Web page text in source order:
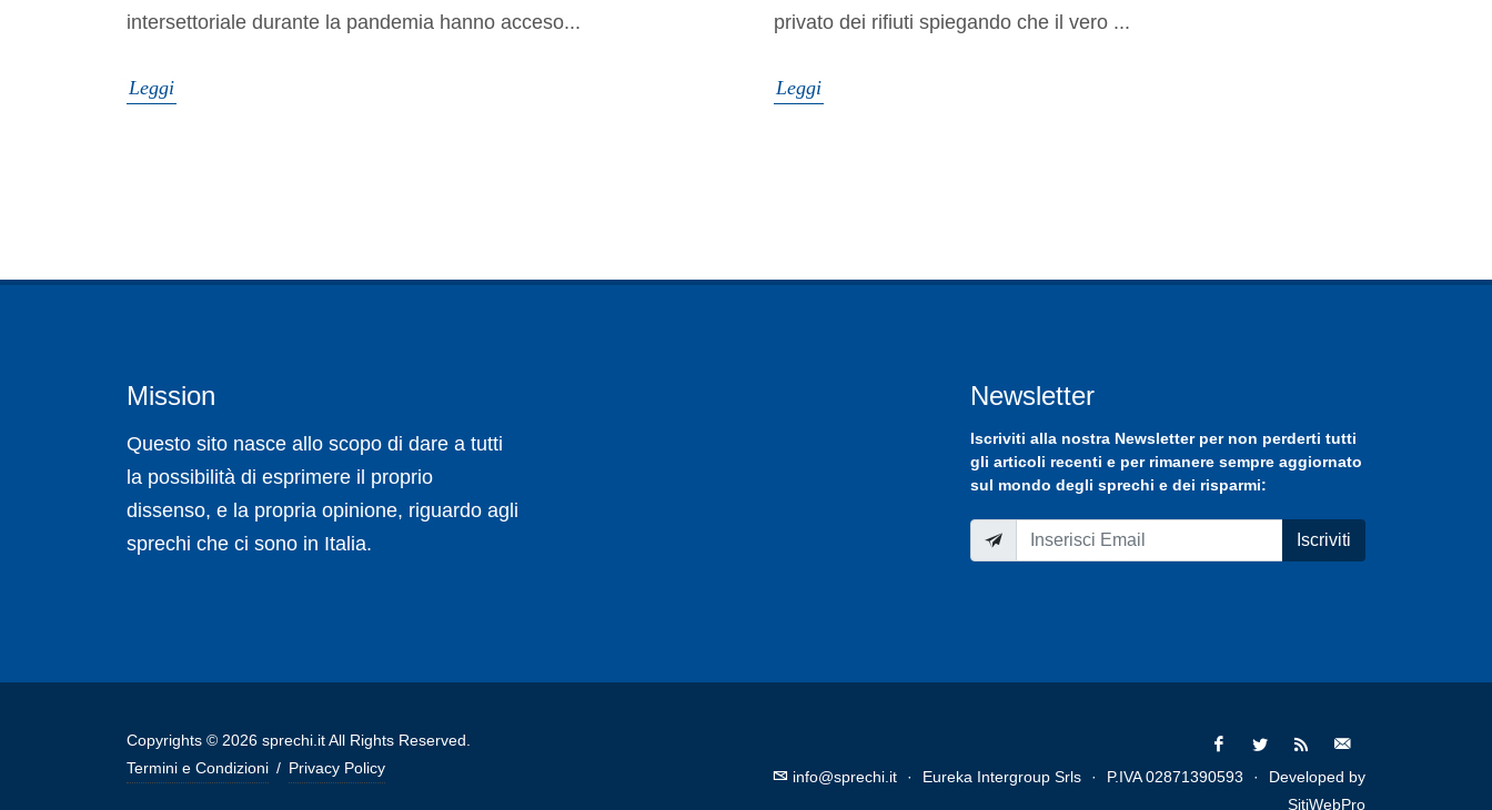
intersettoriale durante la pandemia hanno acceso...
Leggi
privato dei rifiuti spiegando che il vero ...
Leggi
Mission
Questo sito nasce allo scopo di dare a tutti
la possibilità di esprimere il proprio
dissenso, e la propria opinione, riguardo agli
sprechi che ci sono in Italia.
Newsletter
Iscriviti alla nostra Newsletterper non perderti tutti
gli articoli recenti e per rimanere sempre aggiornato
sul mondo degli sprechi e dei risparmi:
Iscriviti
Copyrights © 2026 sprechi.it All Rights Reserved.
Termini e Condizioni / Privacy Policy info@sprechi.it · Eureka Intergroup Srls · P.IVA 02871390593 ·
Developed by
SitiWebPro